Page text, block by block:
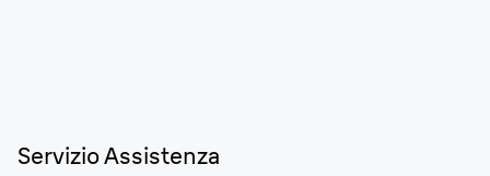
Servizio Assistenza